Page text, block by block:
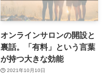
オンラインサロンの開設と
裏話。「有料」という言葉
が持つ大きな効能
2021年10月10日